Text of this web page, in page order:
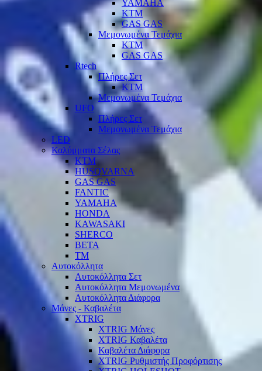
YAMAHA
KTM
GAS GAS
Μεμονωμένα Τεμάχια
KTM
GAS GAS
Rtech
Πλήρες Σετ
KTM
Μεμονωμένα Τεμάχια
UFO
Πλήρες Σετ
Μεμονωμένα Τεμάχια
LED
Καλύμματα Σέλας
KTM
HUSQVARNA
GAS GAS
FANTIC
YAMAHA
HONDA
KAWASAKI
SHERCO
BETA
TM
Αυτοκόλλητα
Αυτοκόλλητα Σετ
Αυτοκόλλητα Μεμονωμένα
Αυτοκόλλητα Διάφορα
Μάνες - Καβαλέτα
XTRIG
XTRIG Μάνες
XTRIG Καβαλέτα
Καβαλέτα Διάφορα
XTRIG Ρυθμιστής Προφόρτισης